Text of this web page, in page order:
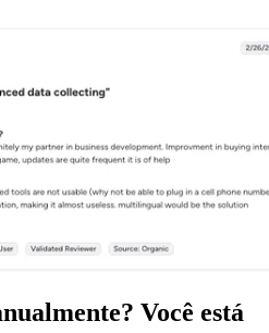
Você está